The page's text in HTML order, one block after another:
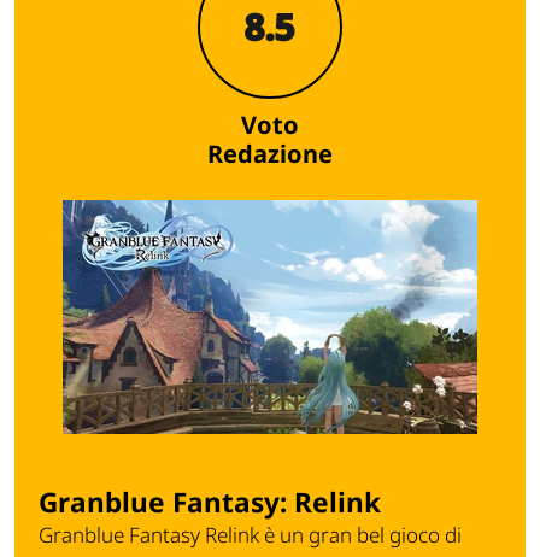
8.5
Voto
Redazione
Granblue Fantasy: Relink
Granblue Fantasy Relink è un gran bel gioco di